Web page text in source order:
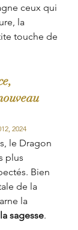
ceux qui
la
touche de
2024
le Dragon
plus
Bien
de la
la
sagesse.